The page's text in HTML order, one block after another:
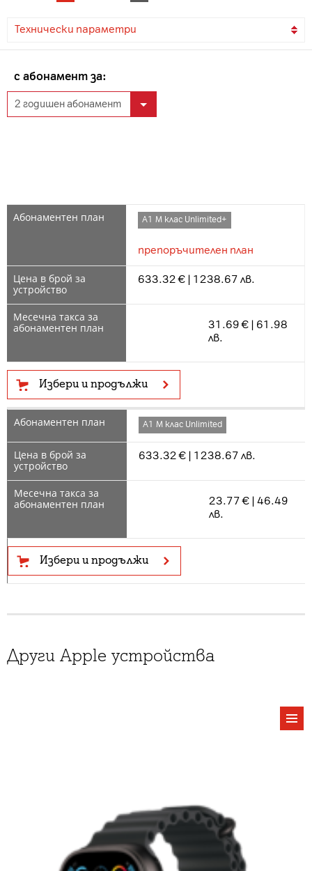
Технически параметри
с абонамент за:
А1 М клас Unlimited+
препоръчителен план
633.32 € | 1238.67 лв.
31.69 € | 61.98
лв.
Избери и продължи
А1 М клас Unlimited
633.32 € | 1238.67 лв.
23.77 € | 46.49
лв.
Избери и продължи
Други Apple устройства